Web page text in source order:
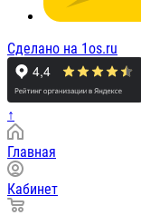
Сделано на 1os.ru
↑
Главная
Кабинет